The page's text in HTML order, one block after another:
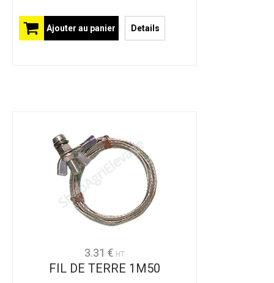
Ajouter au panier Details
3.31 € HT
FIL DE TERRE 1M50